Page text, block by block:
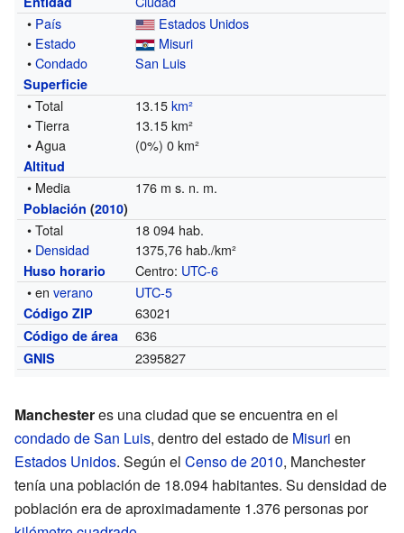
• País
Estados Unidos
• Estado
Misuri
•Condado San Luis
Superficie
• Total 13.15km²
• Tierra
13.15 km²
• Agua
(0%) 0 km²
Altitud
• Media 176 m s. n. m.
Población (2010)
• Total
18 094 hab.
• Densidad 1375,76 hab./km²
Huso horario Centro: UTC-6
• enverano UTC-5
Código ZIP 63021
Código de área 636
GNIS 2395827
Manchesteres una ciudad que se encuentra en el
condado de San Luis, dentro del estado de Misuri en
Estados Unidos. Según el Censo de 2010, Manchester
tenía una población de 18.094 habitantes. Su densidad de
población era de aproximadamente 1.376 personas por